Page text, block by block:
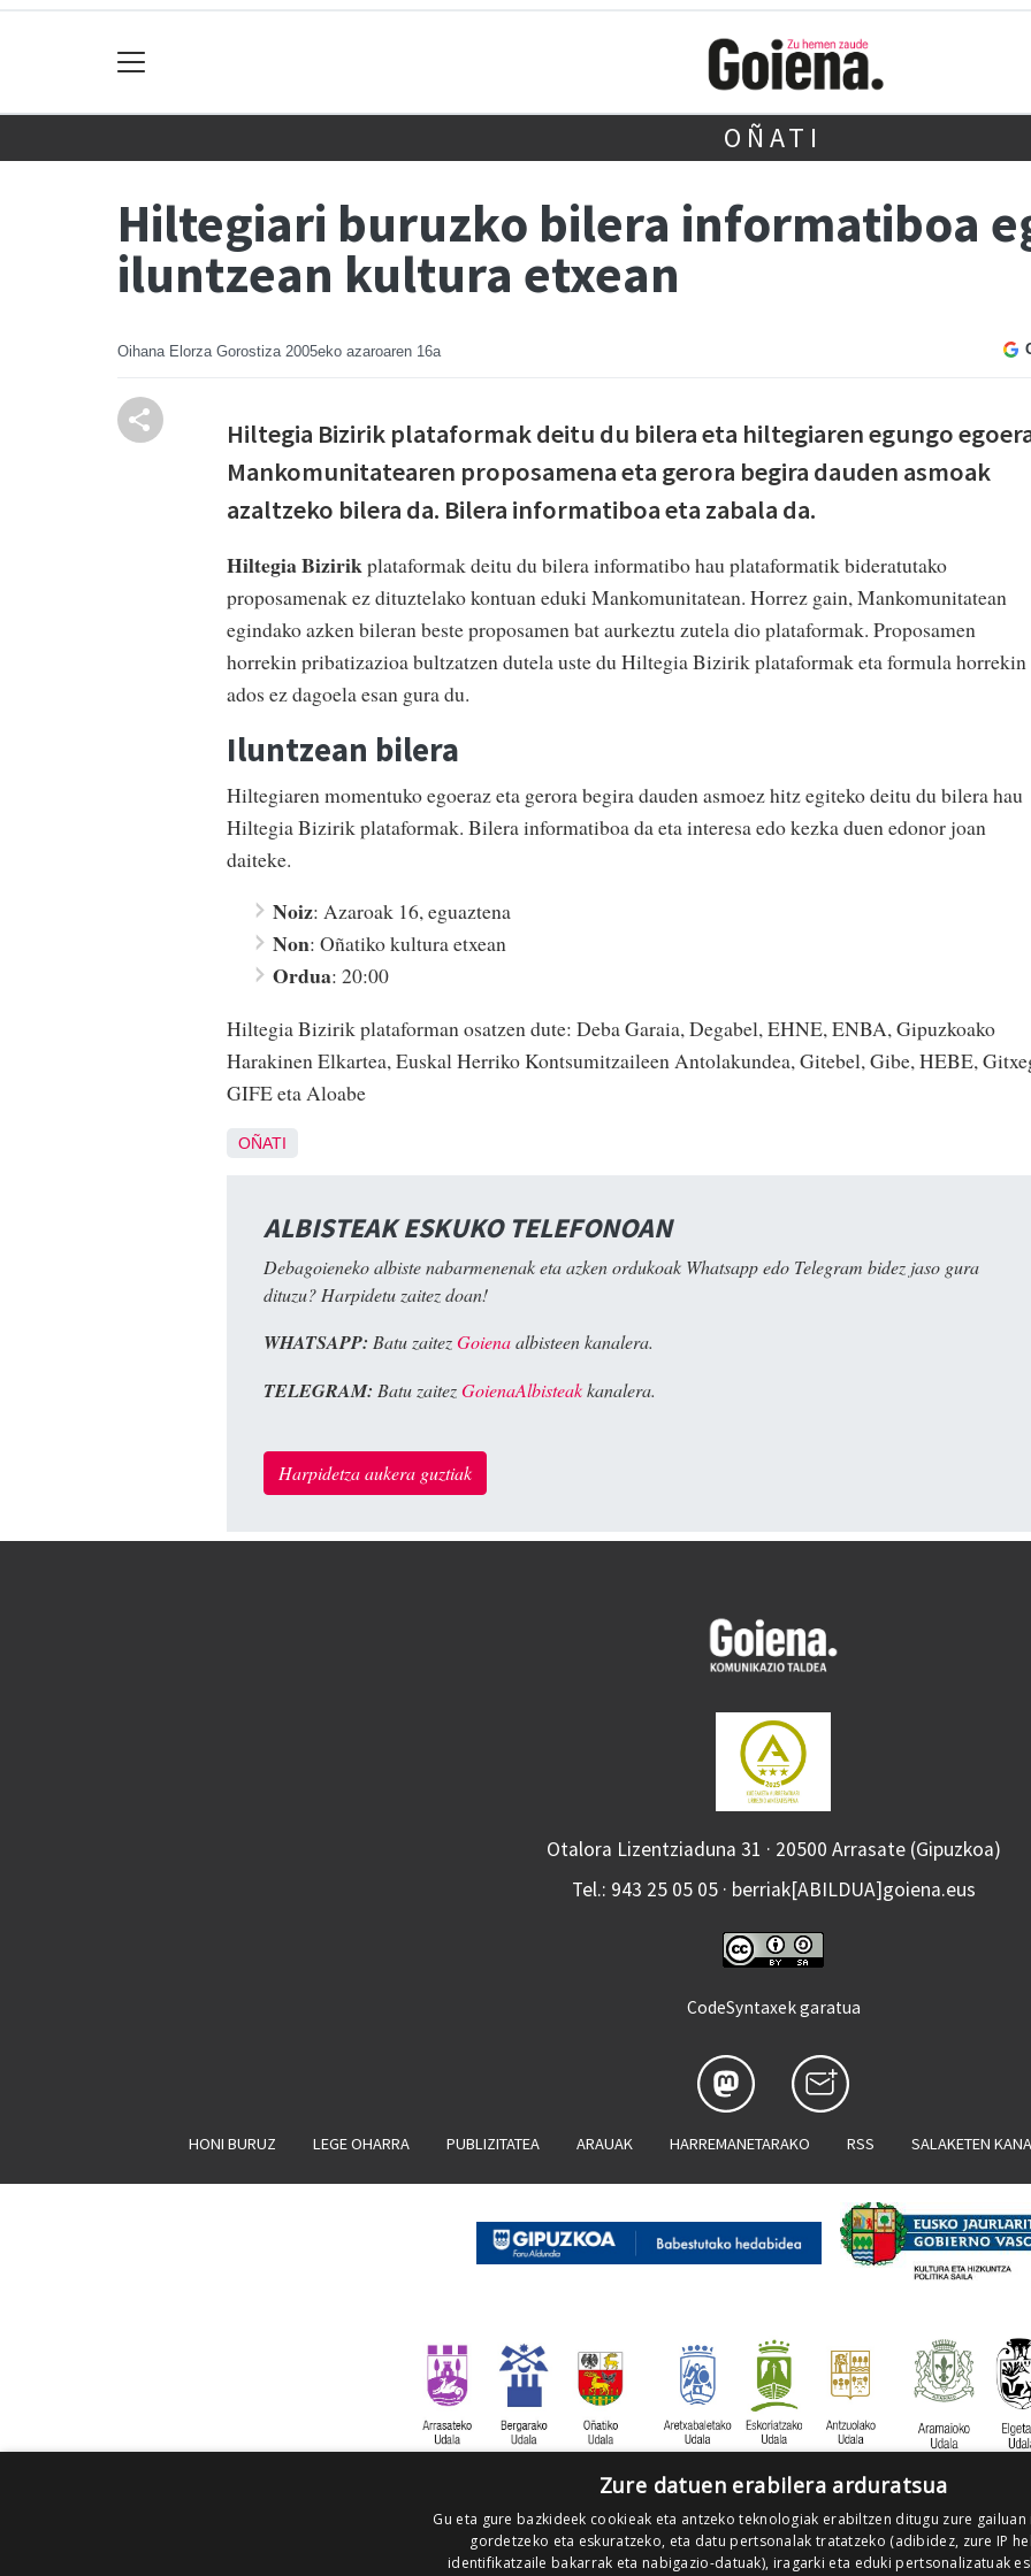
OÑATI
Hiltegiari buruzko bilera informatiboa
iluntzean kultura etxean
Oihana Elorza Gorostiza 2005eko azaroaren 16a
Hiltegia Bizirik plataformak deitu du bilera eta hiltegiaren egungo
Mankomunitatearen proposamena eta gerora begira dauden asmoak
azaltzeko bilera da. Bilera informatiboa eta zabala da.
Hiltegia Bizirikplataformak deitu du bilera informatibo hau plataformatik bideratutako
proposamenak ez dituztelako kontuan eduki Mankomunitatean. Horrez gain, Mankomunitatean
egindako azken bileran beste proposamen bat aurkeztu zutela dio plataformak. Proposamen
horrekin pribatizazioa bultzatzen dutela uste du Hiltegia Bizirik plataformak eta formula horrekin
ados ez dagoela esan gura du.
Iluntzean bilera
Hiltegiaren momentuko egoeraz eta gerora begira dauden asmoez hitz egiteko deitu du bilera hau
Hiltegia Bizirik plataformak. Bilera informatiboa da eta interesa edo kezka duen edonor joan
daiteke.
Noiz: Azaroak 16, eguaztena
Non: Oñatiko kultura etxean
Ordua: 20:00
Hiltegia Bizirik plataforman osatzen dute: Deba Garaia, Degabel, EHNE, ENBA, Gipuzkoako
Harakinen Elkartea, Euskal Herriko Kontsumitzaileen Antolakundea, Gitebel, Gibe, HEBE,
GIFE eta Aloabe
OÑATI
ALBISTEAK ESKUKO TELEFONOAN
Debagoieneko albiste nabarmenenak eta azken ordukoak Whatsapp edo Telegram bidez jaso gura
dituzu? Harpidetu zaitez doan!
WHATSAPP: Batu zaitezGoienaalbisteen kanalera.
TELEGRAM: Batu zaitezGoienaAlbisteakkanalera.
Harpidetza aukera guztiak
Otalora Lizentziaduna 31 · 20500 Arrasate (Gipuzkoa)
Tel.: 943 25 05 05 · berriak[ABILDUA]goiena.eus
CodeSyntaxek garatua
HONI BURUZ LEGE OHARRA PUBLIZITATEA ARAUAK HARREMANETARAKO RSS SALAKETEN
Zure datuen erabilera arduratsua
Gu eta gure bazkideek cookieak eta antzeko teknologiak erabiltzen ditugu zure
gordetzeko eta eskuratzeko, eta datu pertsonalak tratatzeko (adibidez, zure IP
identifikatzaile bakarrak eta nabigazio-datuak), iragarki eta eduki pertsonalizatuak